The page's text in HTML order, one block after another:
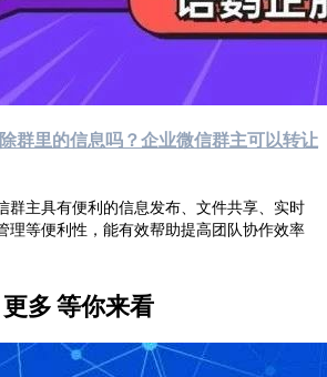
群里的信息吗？企业微信群主可以转让
群主具有便利的信息发布、文件共享、实时
理等便利性，能有效帮助提高团队协作效率
更多等你来看